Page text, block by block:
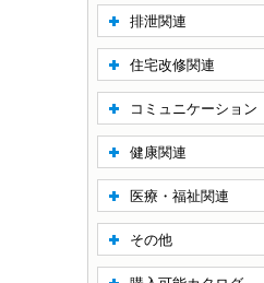
排泄関連
住宅改修関連
コミュニケーション
健康関連
医療・福祉関連
その他